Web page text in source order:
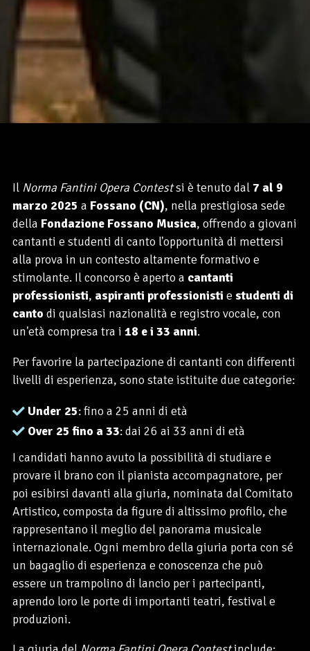
Il Norma Fantini Opera Contestsi è tenuto dal 7 al 9
marzo 2025 a Fossano (CN), nella prestigiosa sede
della Fondazione Fossano Musica, offrendo a giovani
cantanti e studenti di canto l'opportunità di mettersi
alla prova in un contesto altamente formativo e
stimolante. Il concorso è aperto a cantanti
professionisti, aspiranti professionisti e studenti di
canto di qualsiasi nazionalità e registro vocale, con
un'età compresa tra i 18 e i 33 anni.
Per favorire la partecipazione di cantanti con differenti
livelli di esperienza, sono state istituite due categorie:
Under 25: fino a 25 anni di età
Over 25 fino a 33: dai 26 ai 33 anni di età
I candidati hanno avuto la possibilità di studiare e
provare il brano con il pianista accompagnatore, per
poi esibirsi davanti alla giuria, nominata dal Comitato
Artistico, composta da figure di altissimo profilo, che
rappresentano il meglio del panorama musicale
internazionale. Ogni membro della giuria porta con sé
un bagaglio di esperienza e conoscenza che può
essere un trampolino di lancio per i partecipanti,
aprendo loro le porte di importanti teatri, festival e
produzioni.